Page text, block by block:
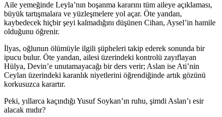
Aile yemeğinde Leyla’nın boşanma kararını tüm aileye açıklaması,
büyük tartışmalara ve yüzleşmelere yol açar. Öte yandan,
kaybedecek hiçbir şeyi kalmadığını düşünen Cihan, Aysel’in hamile
olduğunu öğrenir.
İlyas, oğlunun ölümüyle ilgili şüpheleri takip ederek sonunda bir
ipucu bulur. Öte yandan, ailesi üzerindeki kontrolü zayıflayan
Hülya, Devin’e unutamayacağı bir ders verir; Aslan ise Ati’nin
Ceylan üzerindeki karanlık niyetlerini öğrendiğinde artık gözünü
korkusuzca karartır.
Peki, yıllarca kaçındığı Yusuf Soykan’ın ruhu, şimdi Aslan’ı esir
alacak mıdır?